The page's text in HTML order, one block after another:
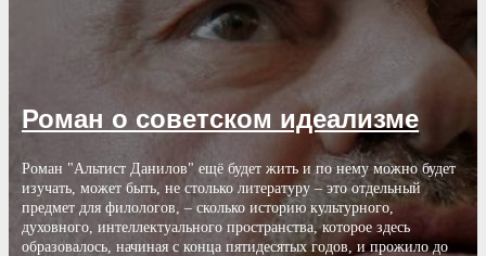
Роман о советском идеализме
Роман "Альтист Данилов" ещё будет жить и по нему можно будет
изучать, может быть, не столько литературу – это отдельный
предмет для филологов, – сколько историю культурного,
духовного, интеллектуального пространства, которое здесь
образовалось, начиная с конца пятидесятых годов, и прожило до